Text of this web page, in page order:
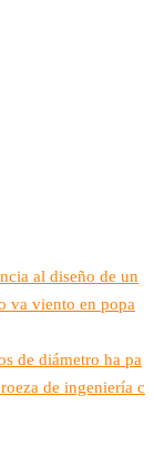
al diseño de un
va viento en popa
de diámetro ha pa
de ingeniería c